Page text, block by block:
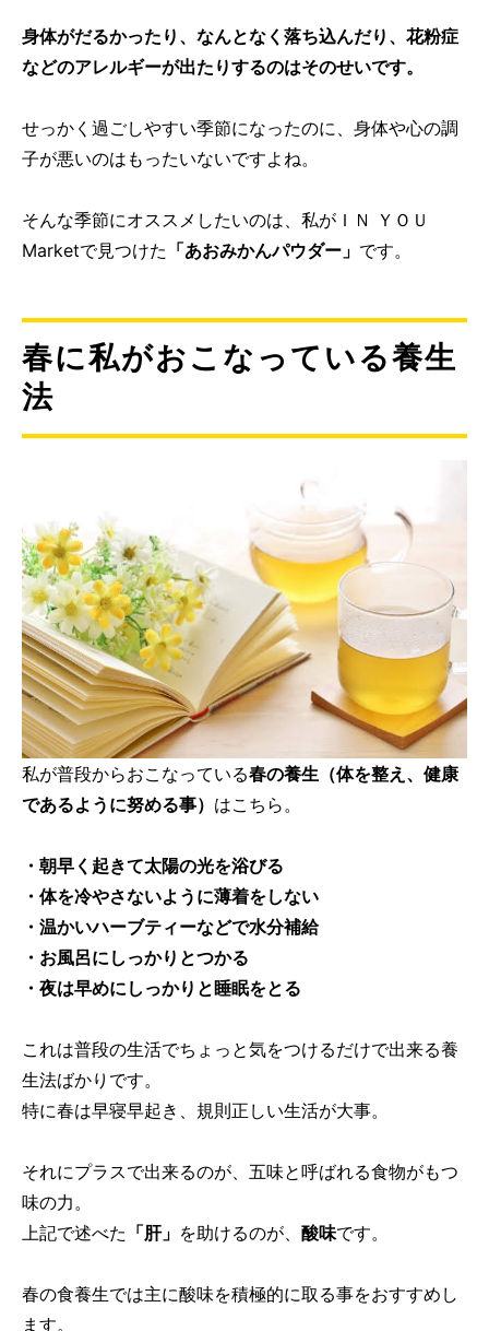
身体がだるかったり、なんとなく落ち込んだり、花粉症
などのアレルギーが出たりするのはそのせいです。
せっかく過ごしやすい季節になったのに、身体や心の調
子が悪いのはもったいないですよね。
そんな季節にオススメしたいのは、私がＩＮ ＹＯＵ
Marketで見つけた 「あおみかんパウダー」 です。
春に私がおこなっている養生
法
私が普段からおこなっている春の養生（体を整え、健康
であるように努める事） はこちら。
・朝早く起きて太陽の光を浴びる
・体を冷やさないように薄着をしない
・温かいハーブティーなどで水分補給
・お風呂にしっかりとつかる
・夜は早めにしっかりと睡眠をとる
これは普段の生活でちょっと気をつけるだけで出来る養
生法ばかりです。
特に春は早寝早起き、規則正しい生活が大事。
それにプラスで出来るのが、五味と呼ばれる食物がもつ
味の力。
上記で述べた 「肝」 を助けるのが、 酸味です。
春の食養生では主に酸味を積極的に取る事をおすすめし
ます。